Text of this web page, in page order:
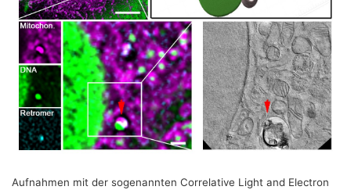
Aufnahmen mit der sogenannten Correlative Light and Electron